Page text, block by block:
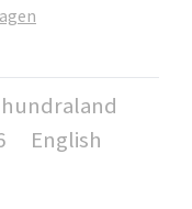
English